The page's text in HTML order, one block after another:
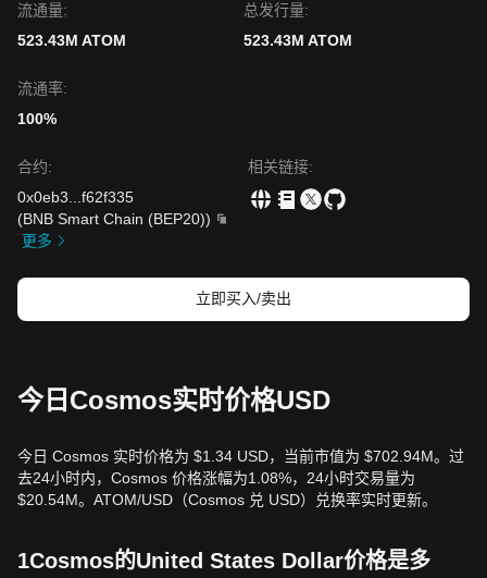
流通量:
523.43M ATOM
总发行量:
523.43M ATOM
流通率:
100%
合约:
0x0eb3
f62f335
(BNB Smart Chain (BEP20))
更多
相关链接:
立即买入/卖出
今日Cosmos实时价格USD
今日 Cosmos 实时价格为 $1.34 USD，当前市值为 $702.94M。过
去24小时内，Cosmos 价格涨幅为1.08%，24小时交易量为
$20.54M。ATOM/USD（Cosmos 兑 USD）兑换率实时更新。
1Cosmos的United States Dollar价格是多